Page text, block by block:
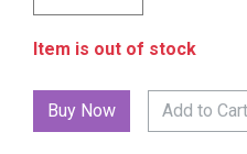
Item is out of stock
Add to Cart